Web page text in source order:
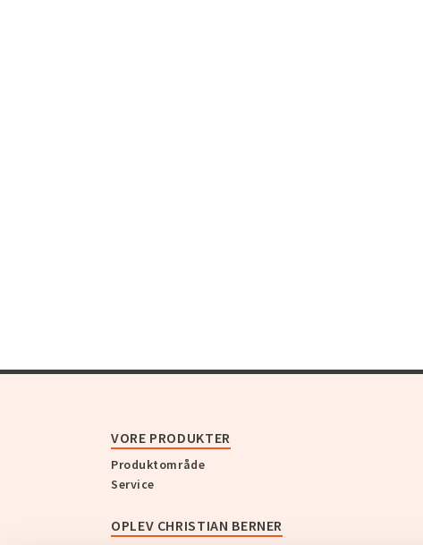
VORE PRODUKTER
Produktområde
Service
OPLEV CHRISTIAN BERNER